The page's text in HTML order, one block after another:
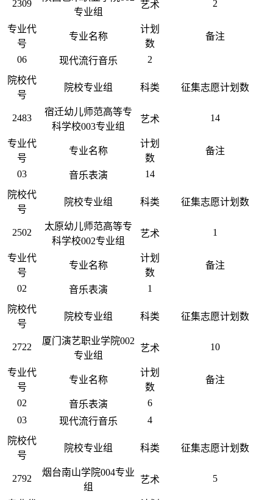
2309
专业组
艺术 2
专业代
号
专业名称
计划
数
备注
06 现代流行音乐
2
院校代
号
院校专业组 科类 征集志愿计划数
2483
宿迁幼儿师范高等专
科学校003专业组
艺术 14
专业代
号
专业名称
计划
数
备注
03 音乐表演
14
院校代
号
院校专业组 科类 征集志愿计划数
2502
太原幼儿师范高等专
科学校002专业组
艺术 1
专业代
号
专业名称
计划
数
备注
02 音乐表演
1
院校代
号
院校专业组 科类 征集志愿计划数
2722
厦门演艺职业学院002
专业组
艺术 10
专业代
号
专业名称
计划
数
备注
02 音乐表演
6
03
现代流行音乐
4
院校代
号
院校专业组 科类 征集志愿计划数
2792
烟台南山学院004专业
组
艺术 5